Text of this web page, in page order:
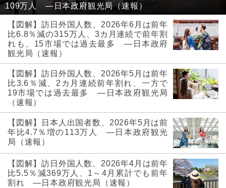
109万人 ―日本政府観光局（速報）
【図解】訪日外国人数、2026年6月は前年
比6.8％減の315万人、3カ月連続で前年割
れも、15市場では過去最多 ―日本政府
観光局（速報）
【図解】訪日外国人数、2026年5月は前年
比3.6％減、2カ月連続前年割れ、一方で
19市場では過去最多 ―日本政府観光局
（速報）
【図解】日本人出国者数、2026年5月は前
年比4.7％増の113万人 ―日本政府観光
局（速報）
【図解】訪日外国人数、2026年4月は前年
比5.5％減369万人、1～4月累計でも前年
割れ ―日本政府観光局（速報）